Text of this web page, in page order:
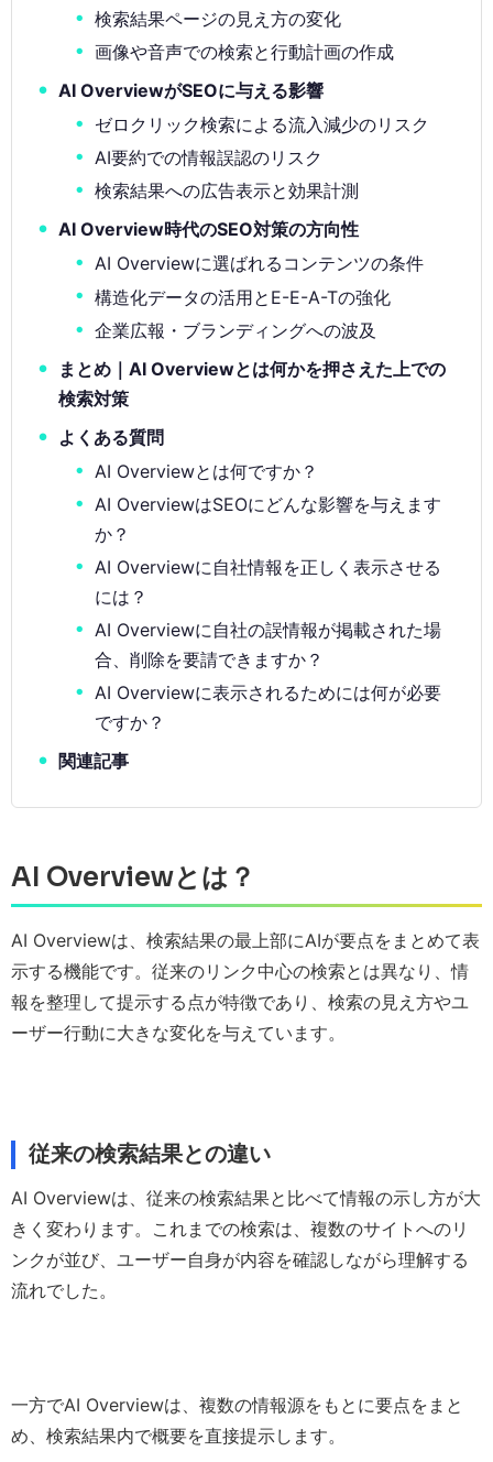
検索結果ページの見え方の変化
画像や音声での検索と行動計画の作成
AI OverviewがSEOに与える影響
ゼロクリック検索による流入減少のリスク
AI要約での情報誤認のリスク
検索結果への広告表示と効果計測
AI Overview時代のSEO対策の方向性
AI Overviewに選ばれるコンテンツの条件
構造化データの活用とE-E-A-Tの強化
企業広報・ブランディングへの波及
まとめ｜AI Overviewとは何かを押さえた上での
検索対策
よくある質問
AI Overviewとは何ですか？
AI OverviewはSEOにどんな影響を与えます
か？
AI Overviewに自社情報を正しく表示させる
には？
AI Overviewに自社の誤情報が掲載された場
合、削除を要請できますか？
AI Overviewに表示されるためには何が必要
ですか？
関連記事
AI Overviewとは？
AI Overviewは、検索結果の最上部にAIが要点をまとめて表
示する機能です。従来のリンク中心の検索とは異なり、情
報を整理して提示する点が特徴であり、検索の見え方やユ
ーザー行動に大きな変化を与えています。
従来の検索結果との違い
AI Overviewは、従来の検索結果と比べて情報の示し方が大
きく変わります。これまでの検索は、複数のサイトへのリ
ンクが並び、ユーザー自身が内容を確認しながら理解する
流れでした。
一方でAI Overviewは、複数の情報源をもとに要点をまと
め、検索結果内で概要を直接提示します。